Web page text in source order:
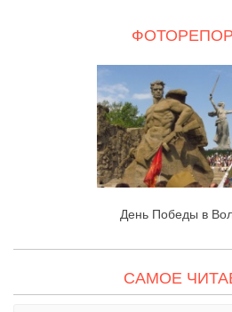
День Победы в
САМОЕ